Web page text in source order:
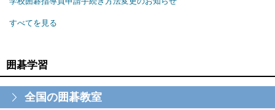
囲碁学習
全国の囲碁教室